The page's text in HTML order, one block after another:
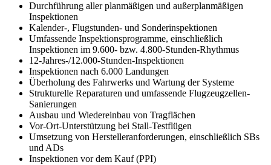
Durchführung aller planmäßigen und außerplanmäßigen
Inspektionen
Kalender-, Flugstunden- und Sonderinspektionen
Umfassende Inspektionsprogramme, einschließlich
Inspektionen im 9.600- bzw. 4.800-Stunden-Rhythmus
12-Jahres-/12.000-Stunden-Inspektionen
Inspektionen nach 6.000 Landungen
Überholung des Fahrwerks und Wartung der Systeme
Strukturelle Reparaturen und umfassende Flugzeugzellen-
Sanierungen
Ausbau und Wiedereinbau von Tragflächen
Vor-Ort-Unterstützung bei Stall-Testflügen
Umsetzung von Herstelleranforderungen, einschließlich SBs
und ADs
Inspektionen vor dem Kauf (PPI)